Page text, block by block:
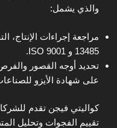
والذي يشمل:
13485 و ISO 9001.
تحديد أوجه القصور
على شهادة الأيزو
كواليتي فيجن تقدم
تقييم الفجوات وتحليل